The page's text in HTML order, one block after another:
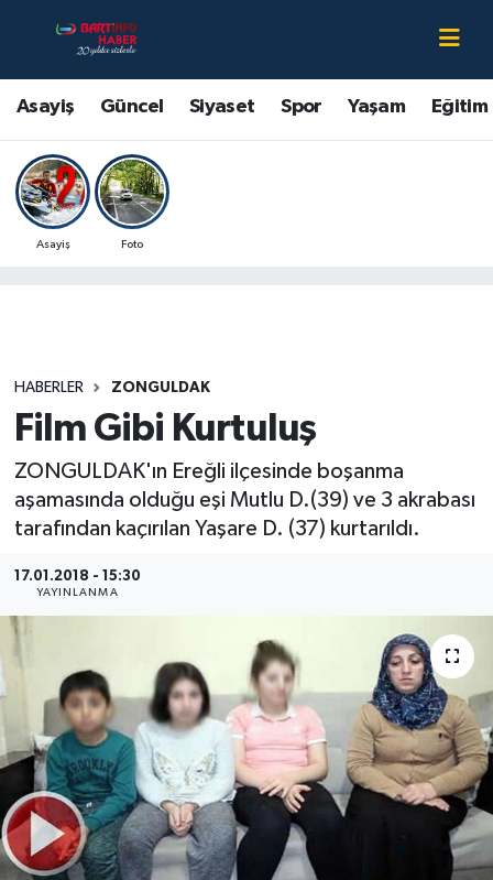
Asayiş Güncel Siyaset Spor Yaşam Eğitim
Asayiş Foto
HABERLER ZONGULDAK
Film Gibi Kurtuluş
ZONGULDAK'ın Ereğli ilçesinde boşanma
aşamasında olduğu eşi Mutlu D.(39) ve 3 akrabası
tarafından kaçırılan Yaşare D. (37) kurtarıldı.
17.01.2018 - 15:30
YAYINLANMA
Asayiş
Bartın Hakkında
Çevre
Eğitim
Kültür-Sanat
Magazin
Medya
Sağlık
Sivil Toplum
Siyaset
Spor
Tarım
Bartın Nöbetçi Eczaneler
Bartın Hava Durumu
Bartin Namaz Vakitleri
Bartın Trafik Yoğunluk Haritası
Son Dakika Haberleri
Haber Arşivi